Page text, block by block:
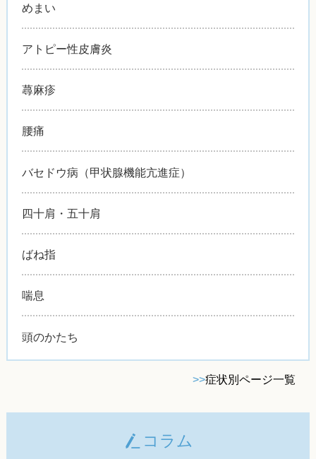
めまい
アトピー性皮膚炎
蕁麻疹
腰痛
バセドウ病（甲状腺機能亢進症）
四十肩・五十肩
ばね指
喘息
頭のかたち
>>症状別ページ一覧
コラム